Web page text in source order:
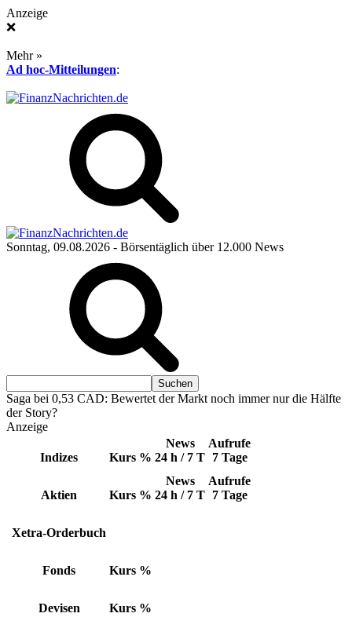
Anzeige
❌
Mehr »
Ad hoc-Mitteilungen:
Sonntag, 09.08.2026 - Börsentäglich über 12.000 News
Saga bei 0,53 CAD: Bewertet der Markt noch immer nur die Hälfte
der Story?
Anzeige
Indizes Kurs %
News
24 h / 7 T
Aufrufe
7 Tage
Aktien Kurs %
News
24 h / 7 T
Aufrufe
7 Tage
Xetra-Orderbuch
Fonds Kurs %
Devisen Kurs %